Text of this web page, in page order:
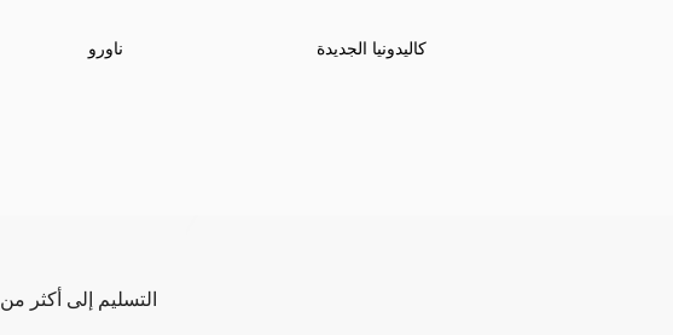
ناورو
كاليدونيا الجديدة
التسليم إلى أكثر من 30 دولة